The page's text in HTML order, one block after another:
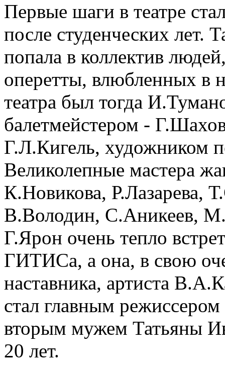
Первые шаги в театре
после студенческих лет.
попала в коллектив
оперетты, влюбленных в
театра был тогда
балетмейстером -
Г.Л.Кигель, художником
Великолепные мастера
К.Новикова, Р.Лазарева,
В.Володин, С.Аникеев,
Г.Ярон очень тепло
ГИТИСа, а она, в свою
наставника, артиста
стал главным
вторым мужем Татьяны
20 лет.